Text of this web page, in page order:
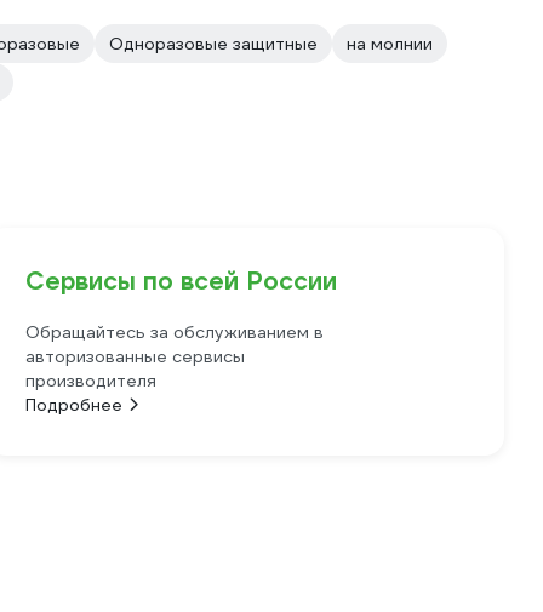
Одноразовые защитные на молнии
Сервисы по всей России
Обращайтесь за обслуживанием в
авторизованные сервисы
производителя
Подробнее